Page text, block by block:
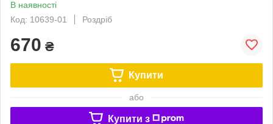
В наявності
Код: 10639-01
Роздріб
670 ₴
Купити
або
Купити з